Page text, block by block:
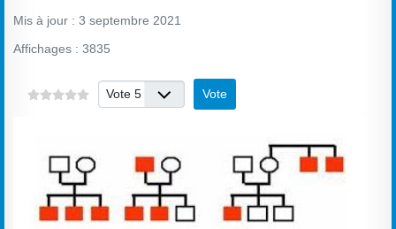
Mis à jour : 3 septembre 2021
Affichages : 3835
Veuillez voter